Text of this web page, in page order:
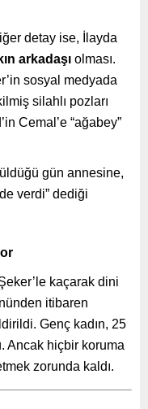
detay ise, İlayda
arkadaşı olması.
sosyal medyada
silahlı pozları
Cemal’e “ağabey”
gün annesine,
verdi” dediği
kaçarak dini
itibaren
Genç kadın, 25
Ancak hiçbir koruma
zorunda kaldı.